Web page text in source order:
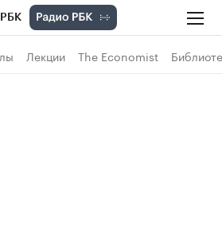
Лекции The Economist